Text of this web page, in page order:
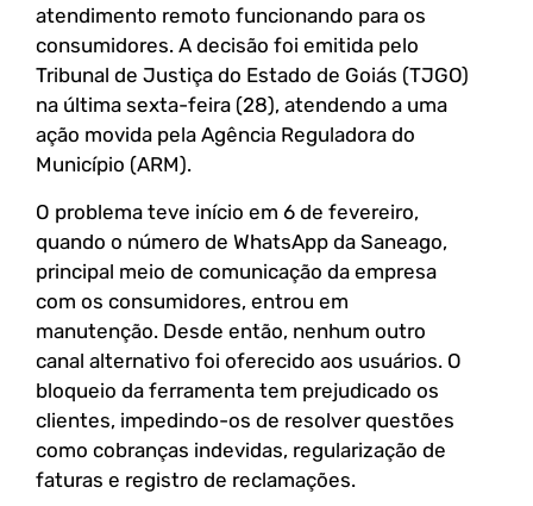
atendimento remoto funcionando para os
consumidores. A decisão foi emitida pelo
Tribunal de Justiça do Estado de Goiás (TJGO)
na última sexta-feira (28), atendendo a uma
ação movida pela Agência Reguladora do
Município (ARM).
O problema teve início em 6 de fevereiro,
quando o número de WhatsApp da Saneago,
principal meio de comunicação da empresa
com os consumidores, entrou em
manutenção. Desde então, nenhum outro
canal alternativo foi oferecido aos usuários. O
bloqueio da ferramenta tem prejudicado os
clientes, impedindo-os de resolver questões
como cobranças indevidas, regularização de
faturas e registro de reclamações.